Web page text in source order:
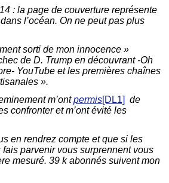
: la page de couverture représente
l’océan. On ne peut pas plus
sorti de mon innocence »
de D. Trump en découvrant -Oh
YouTube et les premières chaînes
».
m’ontpermis[DL1] de
confronter et m’ont évité les
en rendrez compte et que si les
parvenir vous surprennent vous
mesuré. 39 k abonnés suivent mon